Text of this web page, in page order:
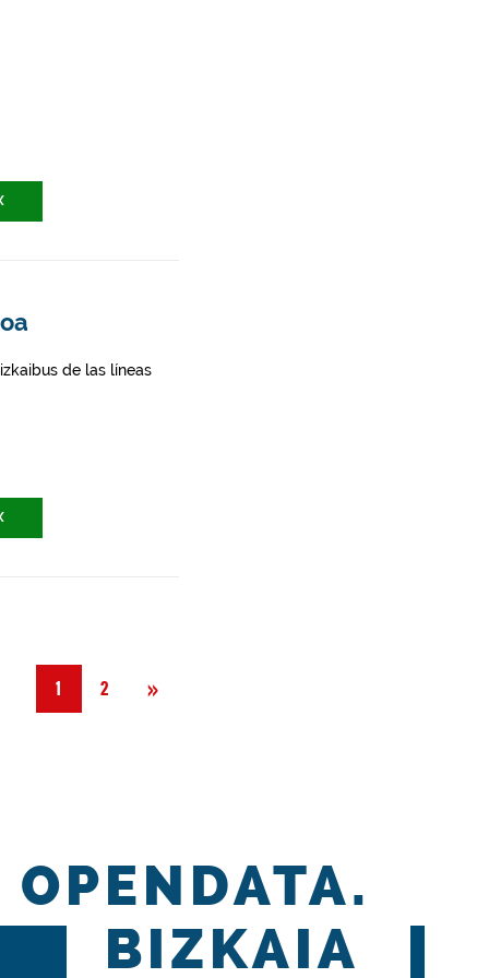
de las líneas
1 2 »
OPENDATA.
BIZKAIA